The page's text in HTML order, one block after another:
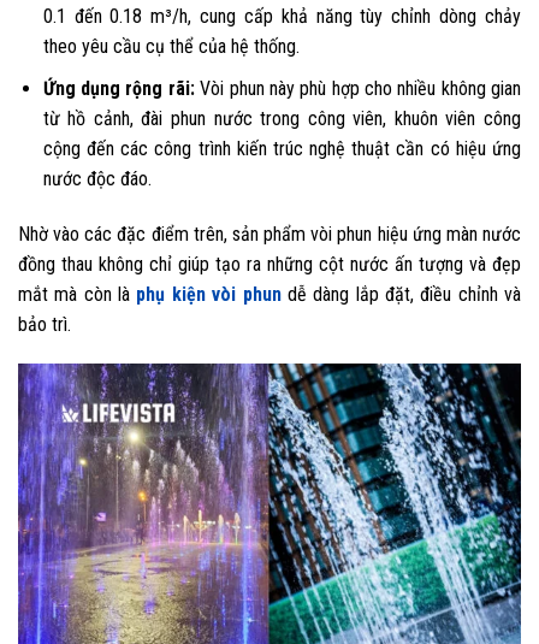
0.1 đến 0.18 m³/h, cung cấp khả năng tùy chỉnh dòng chảy
theo yêu cầu cụ thể của hệ thống.
Ứng dụng rộng rãi:Vòi phun này phù hợp cho nhiều không gian
từ hồ cảnh, đài phun nước trong công viên, khuôn viên công
cộng đến các công trình kiến trúc nghệ thuật cần có hiệu ứng
nước độc đáo.
Nhờ vào các đặc điểm trên, sản phẩm vòi phun hiệu ứng màn nước
đồng thau không chỉ giúp tạo ra những cột nước ấn tượng và đẹp
mắt mà còn là phụ kiện vòi phundễ dàng lắp đặt, điều chỉnh và
bảo trì.